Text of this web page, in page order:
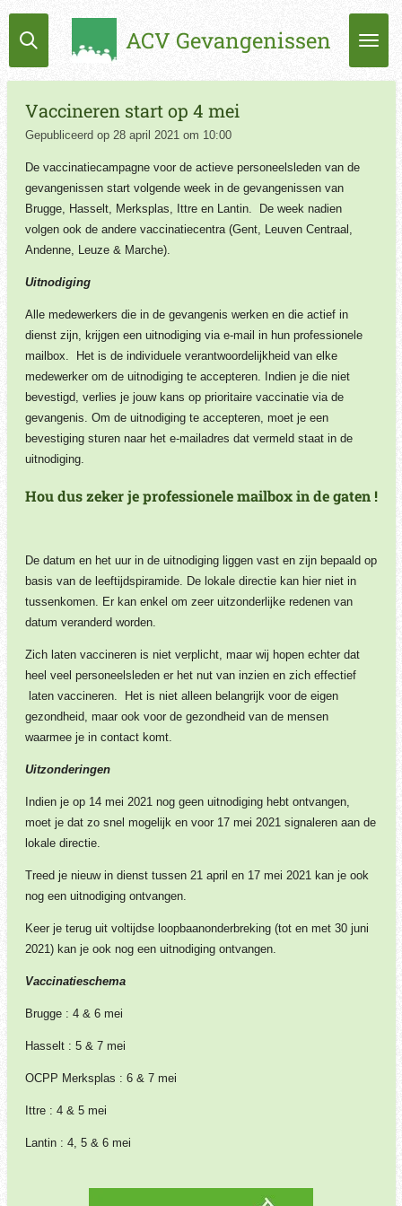
Ga
direct
de
hoofdinhoud
ACV Gevangenissen
Vaccineren start op 4 mei
Gepubliceerd op 28 april 2021 om 10:00
De vaccinatiecampagne voor de actieve personeelsleden van de
gevangenissen start volgende week in de gevangenissen van
Brugge, Hasselt, Merksplas, Ittre en Lantin. De week nadien
volgen ook de andere vaccinatiecentra (Gent, Leuven Centraal,
Andenne, Leuze & Marche).
Uitnodiging
Alle medewerkers die in de gevangenis werken en die actief in
dienst zijn, krijgen een uitnodiging via e-mail in hun professionele
mailbox. Het is de individuele verantwoordelijkheid van elke
medewerker om de uitnodiging te accepteren. Indien je die niet
bevestigd, verlies je jouw kans op prioritaire vaccinatie via de
gevangenis. Om de uitnodiging te accepteren, moet je een
bevestiging sturen naar het e-mailadres dat vermeld staat in de
uitnodiging.
Hou dus zeker je professionele mailbox in de gaten !
De datum en het uur in de uitnodiging liggen vast en zijn bepaald op
basis van de leeftijdspiramide. De lokale directie kan hier niet in
tussenkomen. Er kan enkel om zeer uitzonderlijke redenen van
datum veranderd worden.
Zich laten vaccineren is niet verplicht, maar wij hopen echter dat
heel veel personeelsleden er het nut van inzien en zich effectief
laten vaccineren.
Het is niet alleen belangrijk voor de eigen
gezondheid, maar ook voor de gezondheid van de mensen
waarmee je in contact komt.
Uitzonderingen
Indien je op 14 mei 2021 nog geen uitnodiging hebt ontvangen,
moet je dat zo snel mogelijk en voor 17 mei 2021 signaleren aan de
lokale directie.
Treed je nieuw in dienst tussen 21 april en 17 mei 2021 kan je ook
nog een uitnodiging ontvangen.
Keer je terug uit voltijdse loopbaanonderbreking (tot en met 30 juni
2021) kan je ook nog een uitnodiging ontvangen.
Vaccinatieschema
Brugge : 4 & 6 mei
Hasselt : 5 & 7 mei
OCPP Merksplas : 6 & 7 mei
Ittre : 4 & 5 mei
Lantin : 4, 5 & 6 mei